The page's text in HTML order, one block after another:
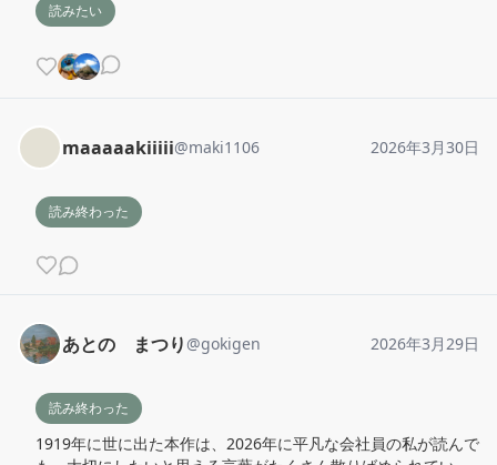
読みたい
maaaaakiiiii@maki1106 2026年3月30日
読み終わった
あとの まつり @gokigen 2026年3月29日
読み終わった
1919年に世に出た本作は、2026年に平凡な会社員の私が読んで